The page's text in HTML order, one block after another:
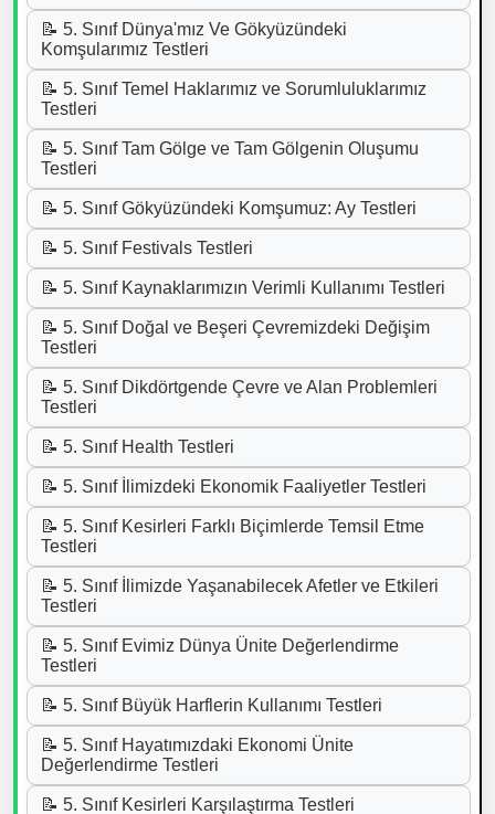
📝 5. Sınıf Dünya'mız Ve Gökyüzündeki
Komşularımız Testleri
📝 5. Sınıf Temel Haklarımız ve Sorumluluklarımız
Testleri
📝 5. Sınıf Tam Gölge ve Tam Gölgenin Oluşumu
Testleri
📝 5. Sınıf Gökyüzündeki Komşumuz: Ay Testleri
📝 5. Sınıf Festivals Testleri
📝 5. Sınıf Kaynaklarımızın Verimli Kullanımı Testleri
📝 5. Sınıf Doğal ve Beşeri Çevremizdeki Değişim
Testleri
📝 5. Sınıf Dikdörtgende Çevre ve Alan Problemleri
Testleri
📝 5. Sınıf Health Testleri
📝 5. Sınıf İlimizdeki Ekonomik Faaliyetler Testleri
📝 5. Sınıf Kesirleri Farklı Biçimlerde Temsil Etme
Testleri
📝 5. Sınıf İlimizde Yaşanabilecek Afetler ve Etkileri
Testleri
📝 5. Sınıf Evimiz Dünya Ünite Değerlendirme
Testleri
📝 5. Sınıf Büyük Harflerin Kullanımı Testleri
📝 5. Sınıf Hayatımızdaki Ekonomi Ünite
Değerlendirme Testleri
📝 5. Sınıf Kesirleri Karşılaştırma Testleri